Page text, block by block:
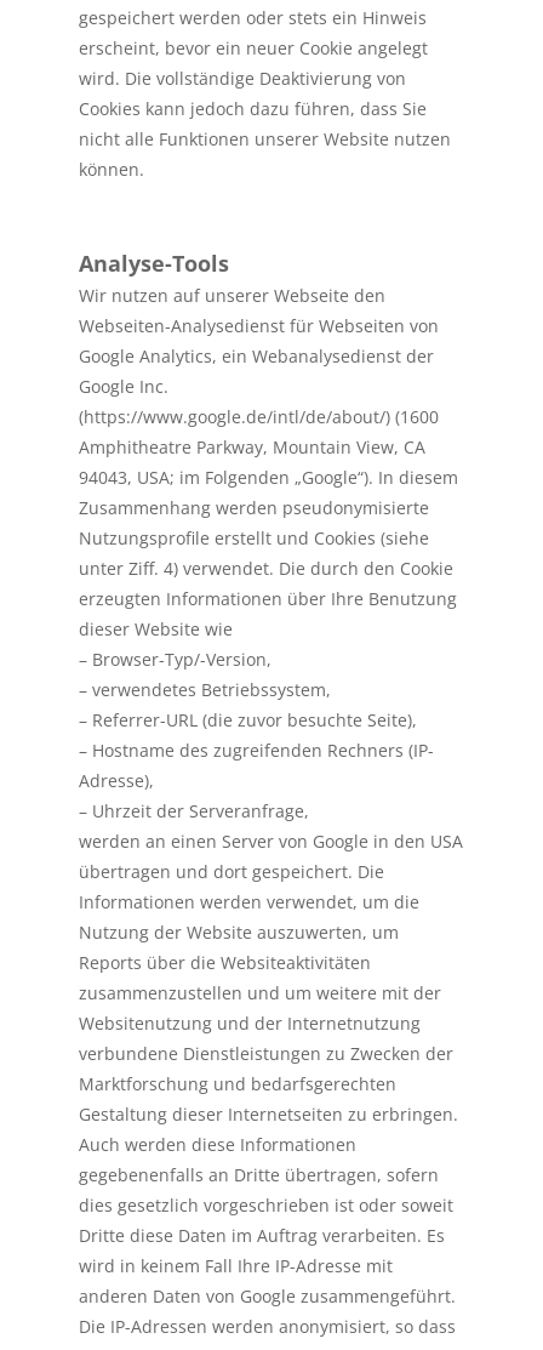
gespeichert werden oder stets ein Hinweis
erscheint, bevor ein neuer Cookie angelegt
wird. Die vollständige Deaktivierung von
Cookies kann jedoch dazu führen, dass Sie
nicht alle Funktionen unserer Website nutzen
können.
Analyse-Tools
Wir nutzen auf unserer Webseite den
Webseiten-Analysedienst für Webseiten von
Google Analytics, ein Webanalysedienst der
Google Inc.
(https://www.google.de/intl/de/about/) (1600
Amphitheatre Parkway, Mountain View, CA
94043, USA; im Folgenden „Google“). In diesem
Zusammenhang werden pseudonymisierte
Nutzungsprofile erstellt und Cookies (siehe
unter Ziff. 4) verwendet. Die durch den Cookie
erzeugten Informationen über Ihre Benutzung
dieser Website wie
– Browser-Typ/-Version,
– verwendetes Betriebssystem,
– Referrer-URL (die zuvor besuchte Seite),
– Hostname des zugreifenden Rechners (IP-
Adresse),
– Uhrzeit der Serveranfrage,
werden an einen Server von Google in den USA
übertragen und dort gespeichert. Die
Informationen werden verwendet, um die
Nutzung der Website auszuwerten, um
Reports über die Websiteaktivitäten
zusammenzustellen und um weitere mit der
Websitenutzung und der Internetnutzung
verbundene Dienstleistungen zu Zwecken der
Marktforschung und bedarfsgerechten
Gestaltung dieser Internetseiten zu erbringen.
Auch werden diese Informationen
gegebenenfalls an Dritte übertragen, sofern
dies gesetzlich vorgeschrieben ist oder soweit
Dritte diese Daten im Auftrag verarbeiten. Es
wird in keinem Fall Ihre IP-Adresse mit
anderen Daten von Google zusammengeführt.
Die IP-Adressen werden anonymisiert, so dass